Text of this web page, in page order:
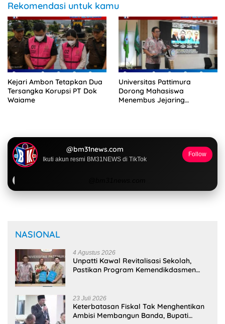
Rekomendasi untuk kamu
Kejari Ambon Tetapkan Dua
Tersangka Korupsi PT Dok
Waiame
Universitas Pattimura
Dorong Mahasiswa
Menembus Jejaring
@bm31news.com
Ikuti akun resmi BM31NEWS di TikTok
Follow
NASIONAL
4 Agustus 2026
Unpatti Kawal Revitalisasi Sekolah,
Pastikan Program Kemendikdasmen
23 Juli 2026
Keterbatasan Fiskal Tak Menghentikan
Ambisi Membangun Banda, Bupati